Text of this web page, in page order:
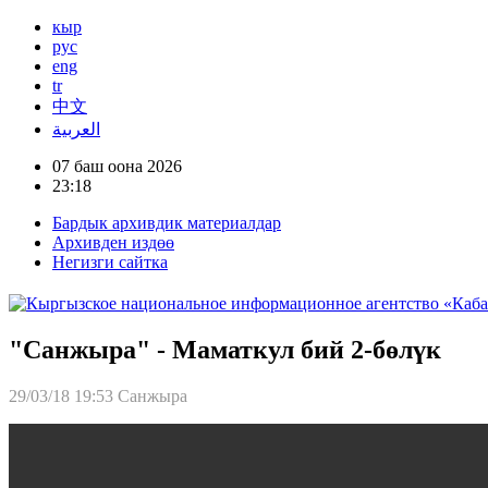
кыр
рус
eng
tr
中文
العربية
07 баш оона 2026
23:18
Бардык архивдик материалдар
Архивден издөө
Негизги сайтка
"Санжыра" - Маматкул бий 2-бөлүк
29/03/18 19:53 Санжыра